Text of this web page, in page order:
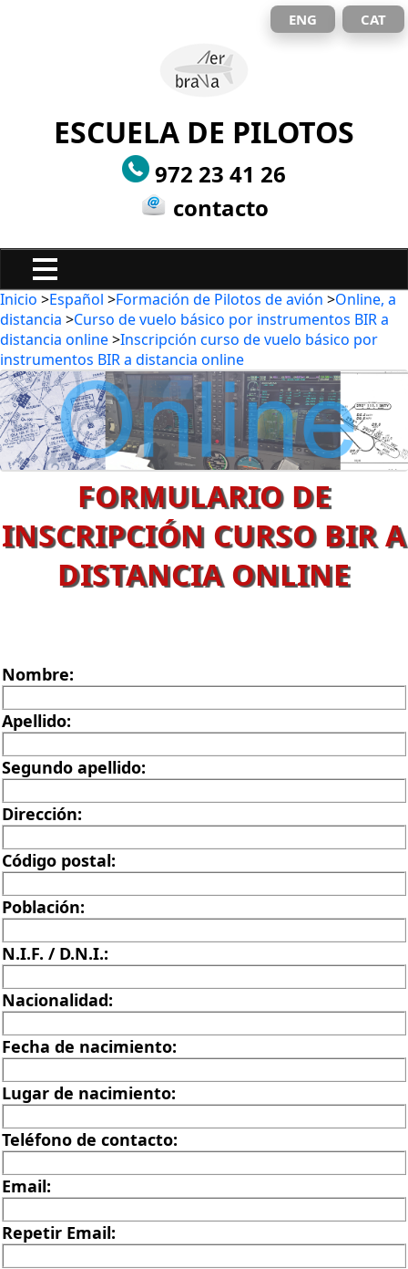
ENG CAT
ESCUELA DE PILOTOS
972 23 41 26
contacto
Inicio >Español >Formación de Pilotos de avión >Online, a
distancia >Curso de vuelo básico por instrumentos BIR a
distancia online>Inscripción curso de vuelo básico por
instrumentos BIR a distancia online
FORMULARIO DE
INSCRIPCIÓN CURSO BIR A
DISTANCIA ONLINE
Nombre:
Apellido:
Segundo apellido:
Dirección:
Código postal:
Población:
N.I.F. / D.N.I.:
Nacionalidad:
Fecha de nacimiento:
Lugar de nacimiento:
Teléfono de contacto:
Email:
Repetir Email: